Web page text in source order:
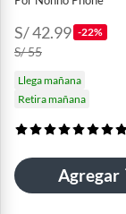
S/ 42.99 -22%
S/ 55
Llega mañana
Retira mañana
Agregar